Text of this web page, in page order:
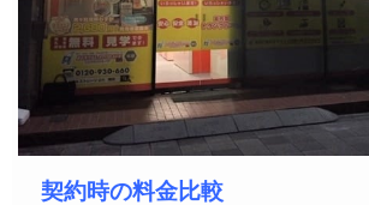
契約時の料金比較